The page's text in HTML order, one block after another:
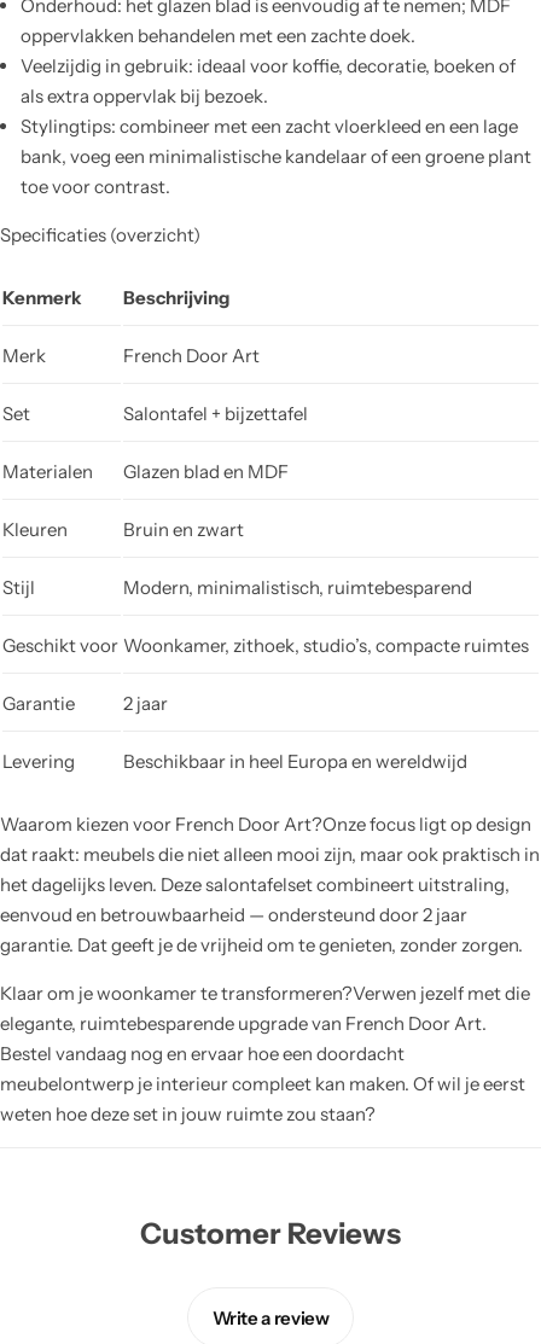
Onderhoud: het glazen blad is eenvoudig af te nemen; MDF
oppervlakken behandelen met een zachte doek.
Veelzijdig in gebruik: ideaal voor koffie, decoratie, boeken of
als extra oppervlak bij bezoek.
Stylingtips: combineer met een zacht vloerkleed en een lage
bank, voeg een minimalistische kandelaar of een groene plant
toe voor contrast.
Specificaties (overzicht)
Kenmerk Beschrijving
Merk French Door Art
Set Salontafel + bijzettafel
Materialen Glazen blad en MDF
Kleuren Bruin en zwart
Stijl Modern, minimalistisch, ruimtebesparend
Geschikt voor Woonkamer, zithoek, studio’s, compacte ruimtes
Garantie 2 jaar
Levering Beschikbaar in heel Europa en wereldwijd
Waarom kiezen voor French Door Art?Onze focus ligt op design
dat raakt: meubels die niet alleen mooi zijn, maar ook praktisch in
het dagelijks leven. Deze salontafelset combineert uitstraling,
eenvoud en betrouwbaarheid — ondersteund door 2 jaar
garantie. Dat geeft je de vrijheid om te genieten, zonder zorgen.
Klaar om je woonkamer te transformeren?Verwen jezelf met die
elegante, ruimtebesparende upgrade van French Door Art.
Bestel vandaag nog en ervaar hoe een doordacht
meubelontwerp je interieur compleet kan maken. Of wil je eerst
weten hoe deze set in jouw ruimte zou staan?
Customer Reviews
Write a review